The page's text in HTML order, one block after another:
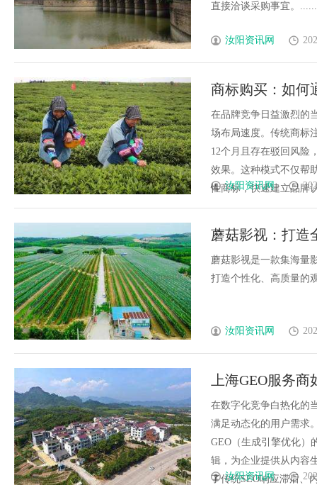
直接洽谈采购事宜。......
汝阳资讯网
商标购买：如何
险规避？
在品牌竞争日益激烈的
场布局速度。传统商标
12个月且存在驳回风险
效果。这种模式不仅帮
性商标，快速建立品牌
汝阳资讯网
蘑菇影视：打造
蘑菇影视是一款集海量
打造个性化、高质量的
汝阳资讯网
上海GEO服务
在数字化竞争白热化的
满足动态化的用户需求
GEO（生成引擎优化）
辑，为企业提供从内容
了传统SEO响应滞后、
汝阳资讯网